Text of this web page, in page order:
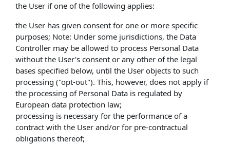
the User if one of the following applies:
the User has given consent for one or more specific
purposes; Note: Under some jurisdictions, the Data
Controller may be allowed to process Personal Data
without the User's consent or any other of the legal
bases specified below, until the User objects to such
processing ("opt-out"). This, however, does not apply if
the processing of Personal Data is regulated by
European data protection law;
processing is necessary for the performance of a
contract with the User and/or for pre-contractual
obligations thereof;